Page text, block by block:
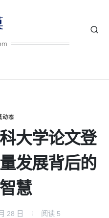
动态
大学论文登
发展背后的
慧
28 日 阅读 5